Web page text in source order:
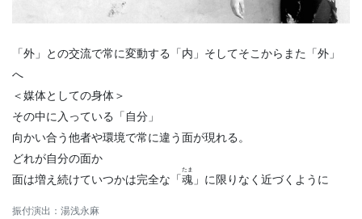
「外」との交流で常に変動する「内」そしてそこからまた「外」
へ
＜媒体としての身体＞
その中に入っている「自分」
向かい合う他者や環境で常に違う面が現れる。
どれが自分の面か
面は増え続けていつかは完全な「魂
たま
」に限りなく近づくように
振付演出：湯浅永麻